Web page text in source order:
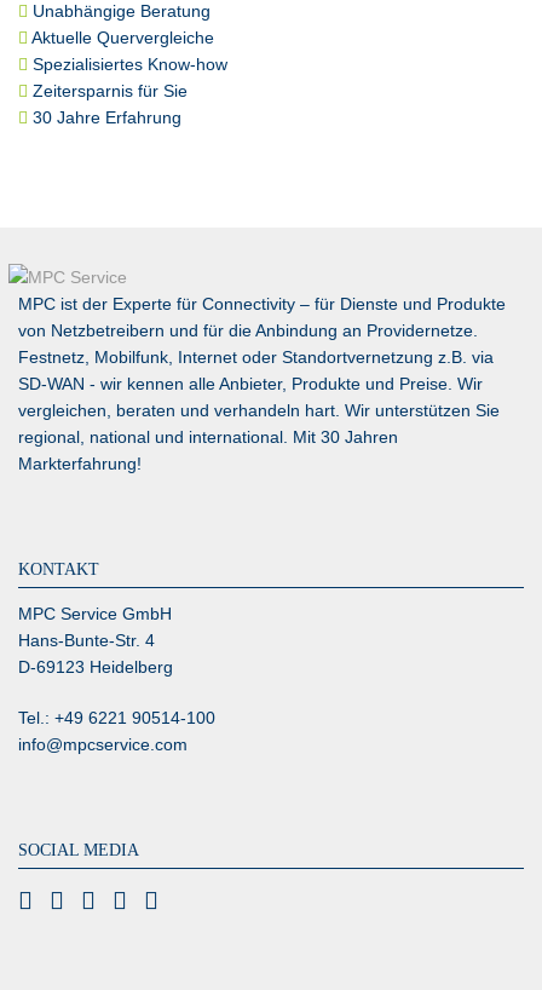
Unabhängige Beratung
Aktuelle Quervergleiche
Spezialisiertes Know-how
Zeitersparnis für Sie
30 Jahre Erfahrung
MPC ist der Experte für Connectivity – für Dienste und Produkte
von Netzbetreibern und für die Anbindung an Providernetze.
Festnetz, Mobilfunk, Internet oder Standortvernetzung z.B. via
SD-WAN - wir kennen alle Anbieter, Produkte und Preise. Wir
vergleichen, beraten und verhandeln hart. Wir unterstützen Sie
regional, national und international. Mit 30 Jahren
Markterfahrung!
KONTAKT
MPC Service GmbH
Hans-Bunte-Str. 4
D-69123 Heidelberg
Tel.: +49 6221 90514-100
info@mpcservice.com
SOCIAL MEDIA